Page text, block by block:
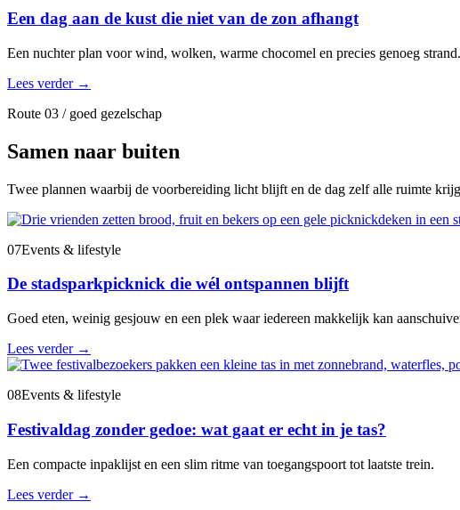
Een dag aan de kust die niet van de zon afhangt
Een nuchter plan voor wind, wolken, warme chocomel en precies genoeg strand.
Lees verder →
Route 03 / goed gezelschap
Samen naar buiten
Twee plannen waarbij de voorbereiding licht blijft en de dag zelf alle ruimte
07Events & lifestyle
De stadsparkpicknick die wél ontspannen blijft
Goed eten, weinig gesjouw en een plek waar iedereen makkelijk kan
Lees verder →
08Events & lifestyle
Festivaldag zonder gedoe: wat gaat er echt in je tas?
Een compacte inpaklijst en een slim ritme van toegangspoort tot laatste trein.
Lees verder →